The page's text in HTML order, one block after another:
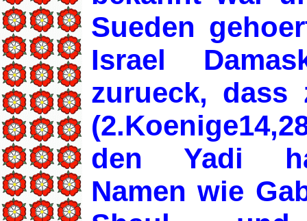
Sueden
Israel
zurueck, dass
den Yadi
Namen wie